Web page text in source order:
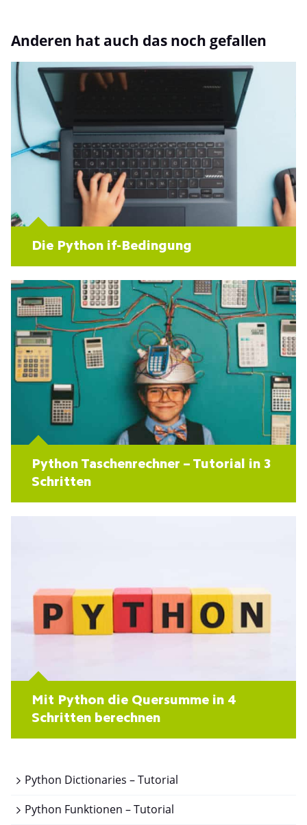
Anderen hat auch das noch gefallen
Die Python if-Bedingung
Python Taschenrechner – Tutorial in 3
Schritten
Mit Python die Quersumme in 4
Schritten berechnen
Python Dictionaries – Tutorial
Python Funktionen – Tutorial